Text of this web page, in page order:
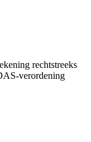
rechtstreeks
verordening